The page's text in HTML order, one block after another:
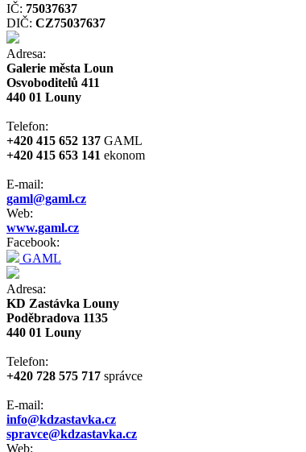
IČ: 75037637
DIČ: CZ75037637
Adresa:
Galerie města Loun
Osvoboditelů 411
440 01 Louny
Telefon:
+420 415 652 137 GAML
+420 415 653 141 ekonom
E-mail:
gaml@gaml.cz
Web:
www.gaml.cz
Facebook:
GAML
Adresa:
KD Zastávka Louny
Poděbradova 1135
440 01 Louny
Telefon:
+420 728 575 717 správce
E-mail:
info@kdzastavka.cz
spravce@kdzastavka.cz
Web: